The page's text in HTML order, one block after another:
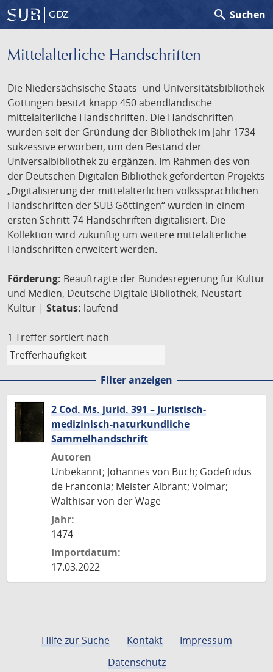
GDZ search Suchen
Mittelalterliche Handschriften
Die Niedersächsische Staats- und Universitätsbibliothek
Göttingen besitzt knapp 450 abendländische
mittelalterliche Handschriften. Die Handschriften
wurden seit der Gründung der Bibliothek im Jahr 1734
sukzessive erworben, um den Bestand der
Universalbibliothek zu ergänzen. Im Rahmen des von
der Deutschen Digitalen Bibliothek geförderten Projekts
„Digitalisierung der mittelalterlichen volkssprachlichen
Handschriften der SUB Göttingen“ wurden in einem
ersten Schritt 74 Handschriften digitalisiert. Die
Kollektion wird zukünftig um weitere mittelalterliche
Handschriften erweitert werden.
Förderung: Beauftragte der Bundesregierung für Kultur
und Medien, Deutsche Digitale Bibliothek, Neustart
Kultur | Status: laufend
1 Treffer sortiert nach
Filter anzeigen
2 Cod. Ms. jurid. 391 – Juristisch-
medizinisch-naturkundliche
Sammelhandschrift
Autoren
Unbekannt; Johannes von Buch; Godefridus
de Franconia; Meister Albrant; Volmar;
Walthisar von der Wage
Jahr:
1474
Importdatum:
17.03.2022
Hilfe zur Suche Kontakt
Impressum
Datenschutz